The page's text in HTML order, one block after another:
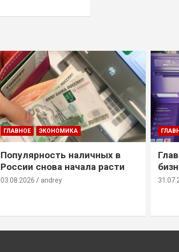
ГЛАВНОЕ ЭКОНОМИКА
Популярность наличных в
России снова начала расти
03.08.2026 andrey